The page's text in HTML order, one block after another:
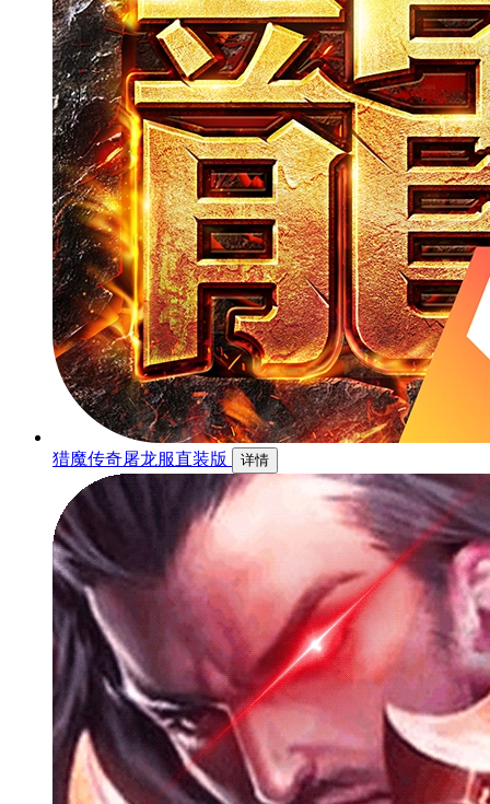
猎魔传奇屠龙服直装版 详情